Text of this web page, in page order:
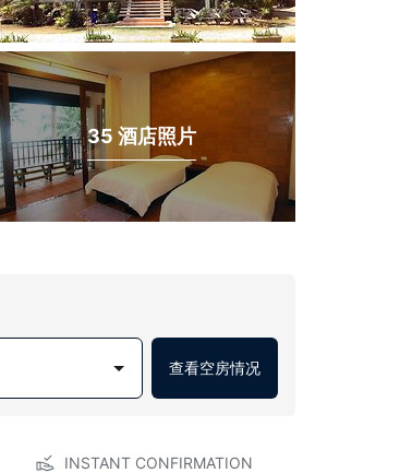
35 酒店照片
查看空房情况
INSTANT CONFIRMATION